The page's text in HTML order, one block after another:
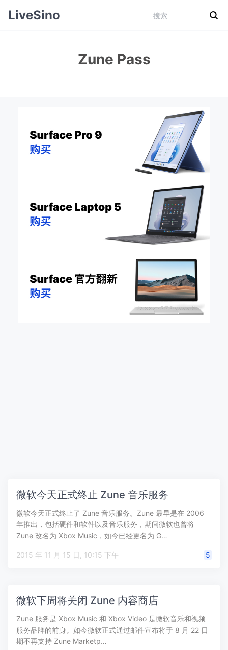
LiveSino
Zune Pass
微软今天正式终止 Zune 音乐服务
微软今天正式终止了 Zune 音乐服务。Zune 最早是在 2006
年推出，包括硬件和软件以及音乐服务，期间微软也曾将
Zune 改名为 Xbox Music，如今已经更名为 G…
2015 年 11 月 15 日, 10:15 下午 5
微软下周将关闭 Zune 内容商店
Zune 服务是 Xbox Music 和 Xbox Video 是微软音乐和视频
服务品牌的前身。如今微软正式通过邮件宣布将于 8 月 22 日
期不再支持 Zune Marketp…